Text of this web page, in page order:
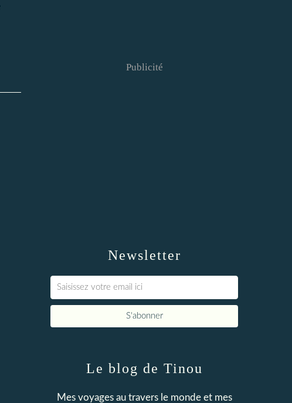
Newsletter
Publicité
Le blog de Tinou
Mes voyages au travers le monde et mes